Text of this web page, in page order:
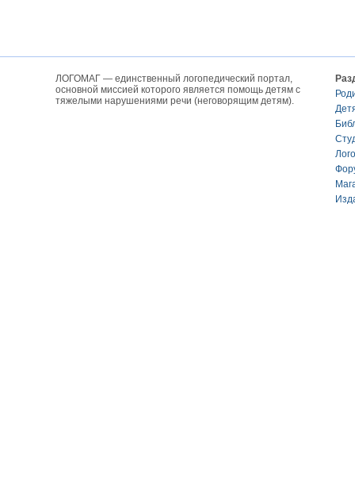
ЛОГОМАГ — единственный логопедический портал,
основной миссией которого является помощь детям с
тяжелыми нарушениями речи (неговорящим детям).